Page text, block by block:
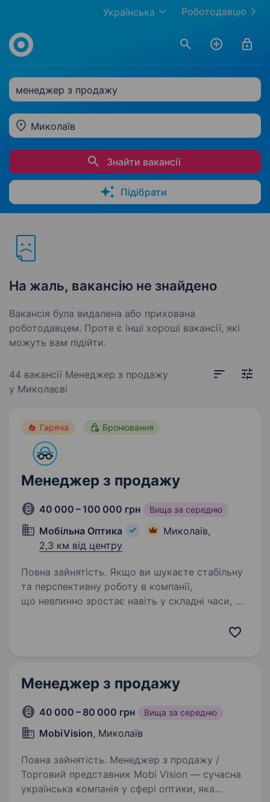
Роботодавцю
Українська
менеджер з продажу
Миколаїв
Знайти вакансії
Підібрати
На жаль, вакансію не знайдено
Вакансія була видалена або прихована
роботодавцем. Проте є інші хороші вакансії, які
можуть вам підійти.
44 вакансії Менеджер з продажу
у Миколаєві
Гаряча Бронювання
Менеджер з продажу
40 000 – 100 000 грн Вища за середню
Мобільна Оптика
Миколаїв,
2,3 км від центру
Повна зайнятість. Якщо ви шукаєте стабільну
та перспективну роботу в компанії,
що невпинно зростає навіть у складні часи, —
Менеджер з продажу
40 000 – 80 000 грн Вища за середню
MobiVision, Миколаїв
Повна зайнятість. Менеджер з продажу /
Торговий представник Mobi Vision — сучасна
українська компанія у сфері оптики, яка